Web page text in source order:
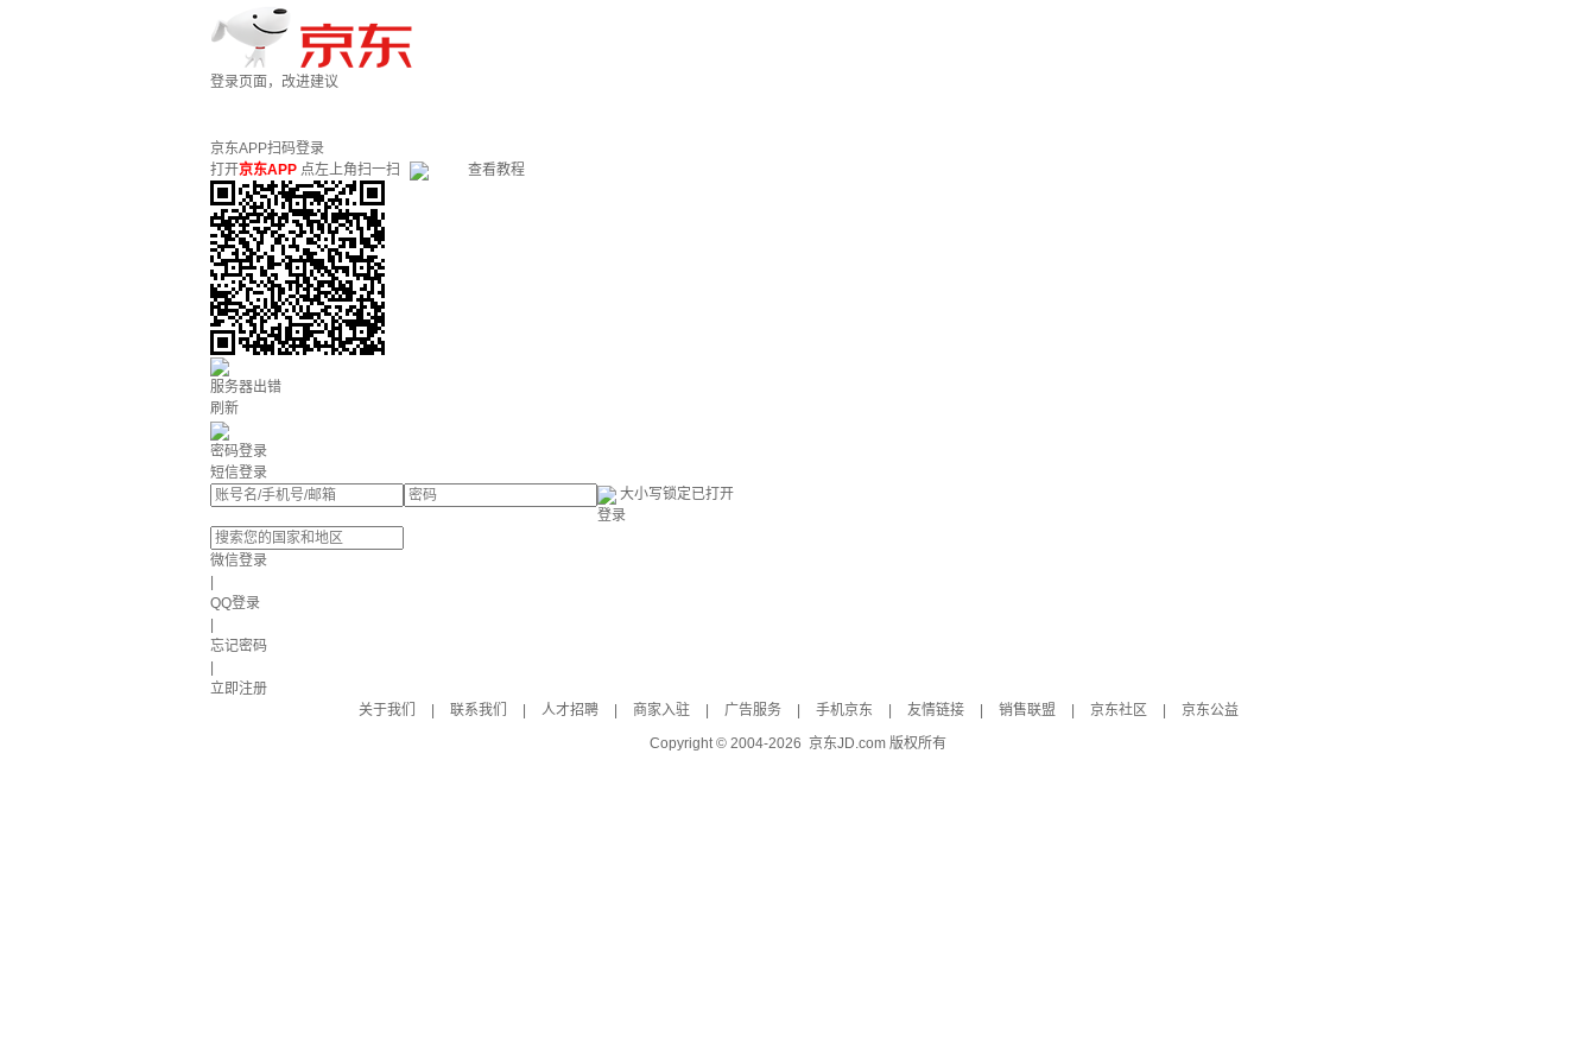
登录页面，改进建议
京东APP扫码登录
打开京东APP 点左上角扫一扫 查看教程
服务器出错
刷新
密码登录
短信登录
大小写锁定已打开
登录
微信登录
QQ登录
忘记密码
立即注册
关于我们
联系我们 人才招聘 商家入驻 广告服务 手机京东 友情链接 销售联盟 京东社区
京东公益
Copyright © 2004-2026 京东JD.com 版权所有